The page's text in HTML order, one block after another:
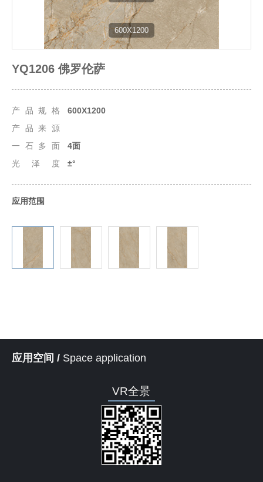
600X1200
YQ1206 佛罗伦萨
产品规格
600X1200
产品来源
一石多面
4面
光泽度
±°
应用范围
应用空间 / Space application
VR全景